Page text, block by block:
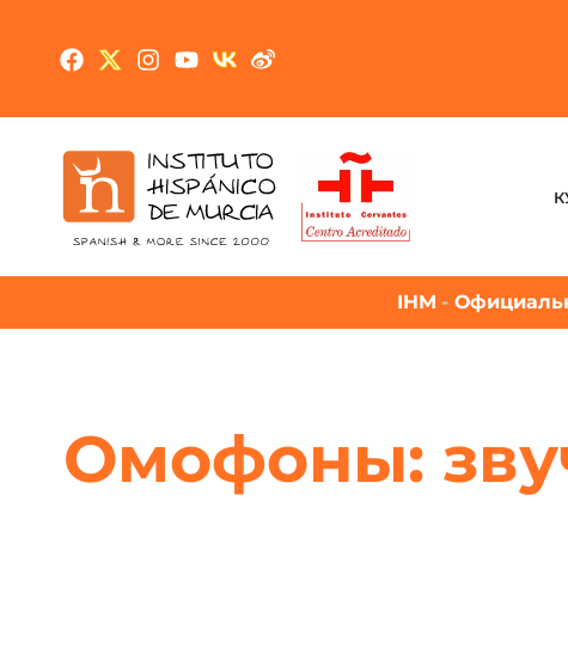
IHM -
Омофоны: